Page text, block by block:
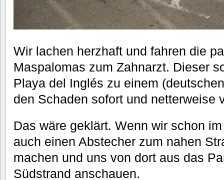
Wir lachen herzhaft und fahren die
Maspalomas zum Zahnarzt. Dieser
Playa del Inglés zu einem
den Schaden sofort und netterweise
Das wäre geklärt. Wenn wir schon
auch einen Abstecher zum nahen
machen und uns von dort aus das
Südstrand anschauen.